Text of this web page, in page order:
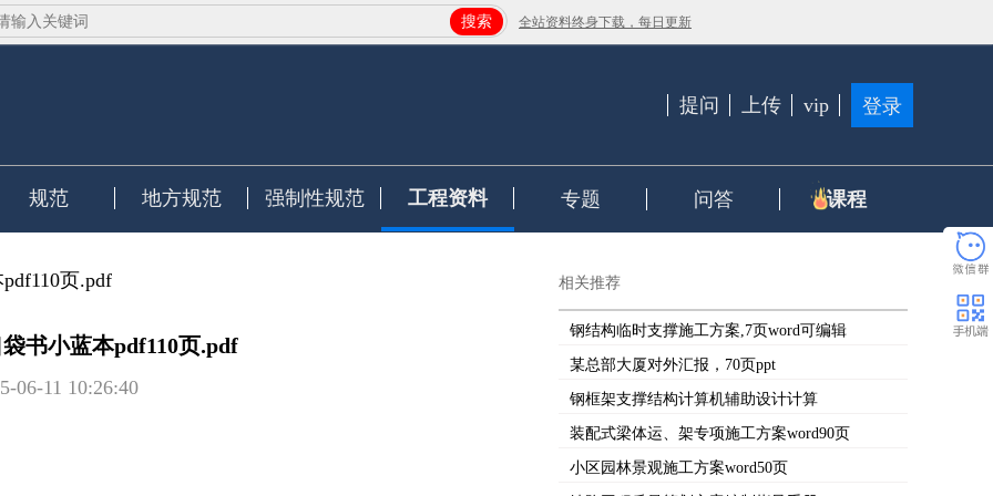
全站资料终身下载，每日更新
搜索
提问 上传 vip 登录
规范 地方规范 强制性规范 工程资料 专题 问答 课程
页.pdf
书小蓝本pdf110页.pdf
06-11 10:26:40
相关推荐
钢结构临时支撑施工方案,7页word可编辑
某总部大厦对外汇报，70页ppt
钢框架支撑结构计算机辅助设计计算
装配式梁体运、架专项施工方案word90页
小区园林景观施工方案word50页